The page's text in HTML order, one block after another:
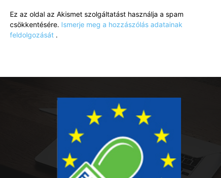
Ez az oldal az Akismet szolgáltatást használja a spam
csökkentésére. Ismerje meg a hozzászólás adatainak
feldolgozását .